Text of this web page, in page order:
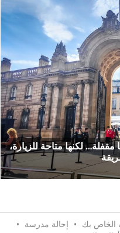
لكنها متاحة للزيارة،
الخاص بك • إحالة مدرسة •